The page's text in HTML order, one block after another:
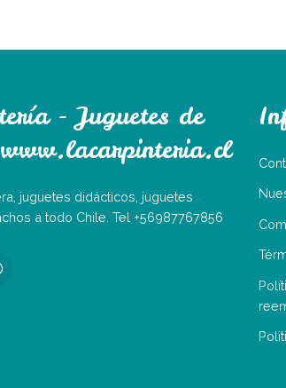
- Juguetes de
juguetes didácticos, juguetes
a todo Chile. Tel +56987767856